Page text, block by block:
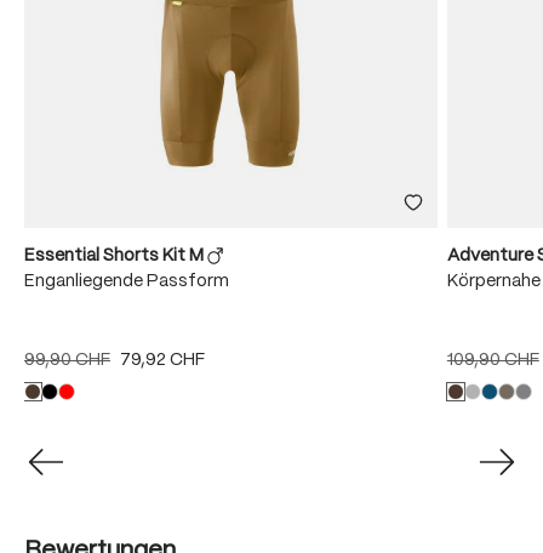
Essential Shorts Kit M
Enganliegende Passform
99,90 CHF 79,92 CHF
Adventure
109,90 CHF